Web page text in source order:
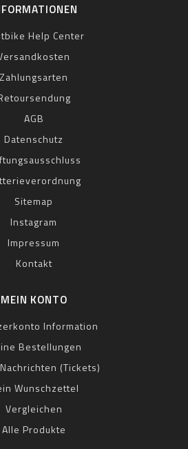
Help Center
Zahlungsarten
AGB
Datenschutz
Sitemap
Instagram
Impressum
Kontakt
MEIN KONTO
Information
Bestellungen
(Tickets)
Wunschzettel
Vergleichen
Alle Produkte